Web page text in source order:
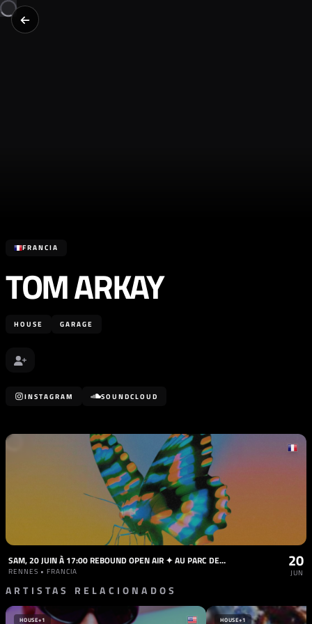
FRANCIA
TOM ARKAY
HOUSE GARAGE
INSTAGRAM SOUNDCLOUD
SAM, 20 JUIN À 17:00 REBOUND OPEN AIR ✦ AU PARC DES BOIS
RENNES • FRANCIA
20
JUN
ARTISTAS RELACIONADOS
HOUSE+1 HOUSE+1